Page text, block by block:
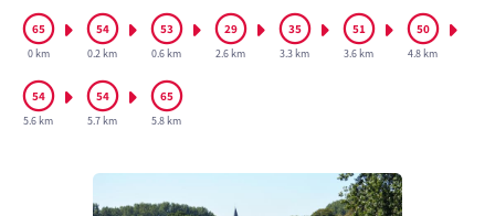
0 km 0.2 km 0.6 km 2.6 km 3.3 km 3.6 km 4.8 km
5.6 km 5.7 km 5.8 km